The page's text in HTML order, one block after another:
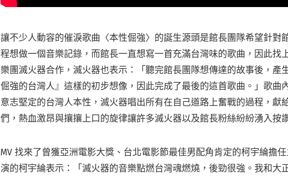
讓不少人動容的催淚歌曲〈本性倔強〉的誕生源頭是館長團隊希望針對
程想做一個音樂記錄，而館長一直想寫一首充滿台灣味的歌曲，因此找
樂團滅火器合作，滅火器也表示：「聽完館長團隊想傳達的故事後，產
倔強的台灣人』這樣的初步想像，因此完成了最後的這首歌曲。」歌曲
意志堅定的台灣人本性，滅火器唱出所有在自己道路上奮戰的過程，獻
們，熱血激昂與攘攘上口的旋律讓許多滅火器以及館長粉絲紛紛湧入按
MV 找來了曾獲亞洲電影大獎、台北電影節最佳男配角肯定的柯宇綸擔
演的柯宇綸表示：「滅火器的音樂點燃台灣魂燃燒，後勁很強。我和大